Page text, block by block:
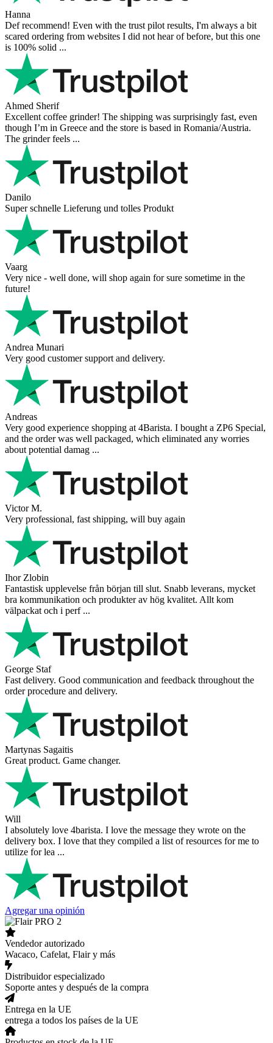
Nerijus
Excellent store! Friendly and professional communication, fast
shipping, and the item arrived well packaged. The whole purchasing
experience was smoot ...
Richard Möckel
Super Support! Bestellvorgang hat super funktioniert. Ich einen
Feuer bei der Bestellung gemacht, welcher sofort korrigiert wurde.
Der Support ist w ...
Hanna
Def recommend! Even with the trust pilot results, I'm always a bit
scared ordering from websites I did not hear of before, but this one
is 100% solid ...
Ahmed Sherif
Excellent coffee grinder! The shipping was surprisingly fast, even
though I’m in Greece and the store is based in Romania/Austria.
The grinder feels ...
Danilo
Super schnelle Lieferung und tolles Produkt
Vaarg
Very nice - well done, will shop again for sure sometime in the
future!
Andrea Munari
Very good customer support and delivery.
Andreas
Very good experience shopping at 4Barista. I bought a ZP6 Special,
and the order was well packaged, which eliminated any worries
about potential damag ...
Victor M.
Very professional, fast shipping, will buy again
Ihor Zlobin
Fantastisk upplevelse från början till slut. Snabb leverans, mycket
bra kommunikation och produkter av hög kvalitet. Allt kom
välpackat och i perf ...
George Staf
Fast delivery. Good communication and feedback throughout the
order procedure and delivery.
Martynas Sagaitis
Great product. Game changer.
Will
I absolutely love 4barista. I love the message they wrote on the
delivery box. I love that they compiled a list of resources for me to
utilize for lea ...